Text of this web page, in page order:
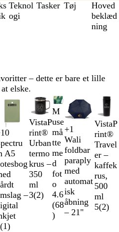
Teknol
ogi
Tasker Tøj
Hoved
beklæd
ning
– dette er bare et lille
elske.
10
A5
–
(1)
VistaP
rint®
Urban
termo
krus –
350
ml
3(2)
M
use
må
tte
me
d
fot
o
4.6
(68
)
H
v
i
d
S
o
r
t
K
o
n
g
e
b
l
å
R
ø
d
+1
Wali
foldbar
paraply
med
automat
isk
åbning
– 21"
VistaP
rint®
Travel
er –
kaffek
rus,
500
ml
5(2)